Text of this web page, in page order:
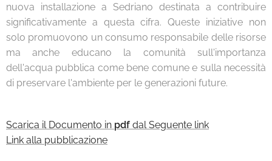
nuova installazione a Sedriano destinata a contribuire
significativamente a questa cifra. Queste iniziative non
solo promuovono un consumo responsabile delle risorse
ma anche educano la comunità sull'importanza
dell'acqua pubblica come bene comune e sulla necessità
di preservare l'ambiente per le generazioni future.
Scarica il Documento in pdf dal Seguente link
Link alla pubblicazione